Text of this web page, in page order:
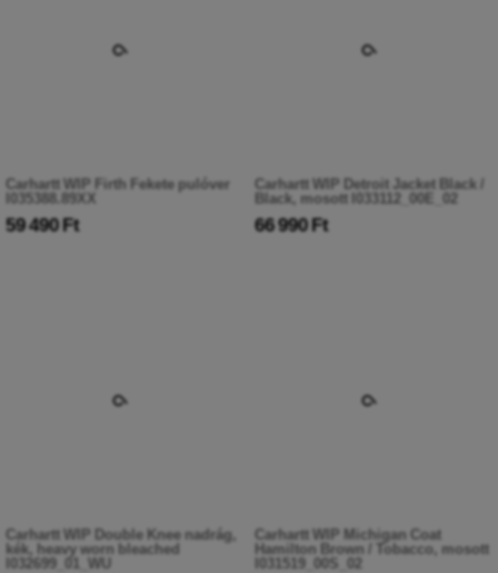
Carhartt WIP Firth Fekete pulóver
I035388.89XX
59 490 Ft
Carhartt WIP Detroit Jacket Black /
Black, mosott I033112_00E_02
66 990 Ft
Carhartt WIP Double Knee nadrág,
kék, heavy worn bleached
I032699_01_WU
Carhartt WIP Michigan Coat
Hamilton Brown / Tobacco, mosott
I031519_00S_02